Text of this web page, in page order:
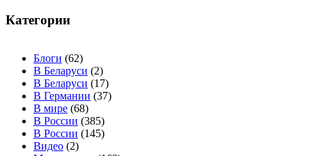
Категории
Блоги (62)
В Беларуси (2)
В Беларуси (17)
В Германии (37)
В мире (68)
В России (385)
В России (145)
Видео (2)